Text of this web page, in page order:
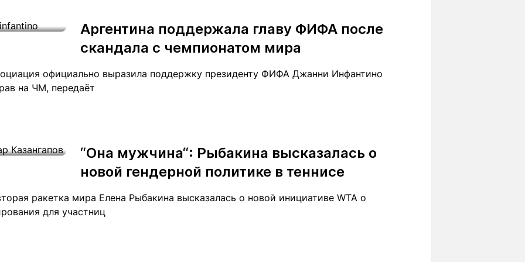
Блоги
Обзоры
Путевые
Маршруты
Заилийского
Алатау
Учебные
(700) 3 888 188
Аргентина поддержала главу ФИФА после
скандала с чемпионатом мира
официально выразила поддержку президенту ФИФА Джанни Инфантино
на ЧМ, передаёт
“Она мужчина“: Рыбакина высказалась о
новой гендерной политике в теннисе
ракетка мира Елена Рыбакина высказалась о новой инициативе WTA о
для участниц